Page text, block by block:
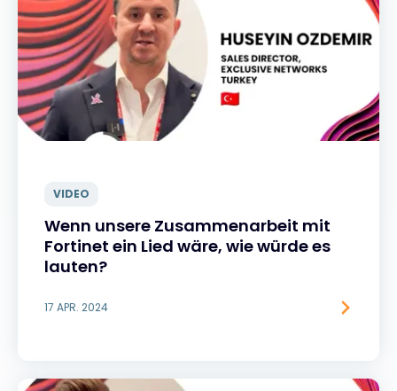
VIDEO
Wenn unsere Zusammenarbeit mit
Fortinet ein Lied wäre, wie würde es
lauten?
17 APR. 2024